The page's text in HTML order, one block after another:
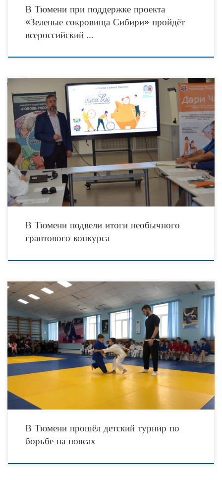
В Тюмени при поддержке проекта
«Зеленые сокровища Сибири» пройдёт
всероссийский …
Накануне в Тюмени подвели первые итоги нового грантового конкурса для
некоммерческих организаций сообществ и инициативных групп
«ДариЧас». Напомним, что стартовал конкурс в конце сентября. Его
организатором
В Тюмени подвели итоги необычного
грантового конкурса
6 ноября 2022 года в Тюмени состоялся детский турнир по борьбе на поясах
«Мы вместе», посвященный празднованию Дня народного единства.
Соревнования, прошедшие в спортивной школе
В Тюмени прошёл детский турнир по
борьбе на поясах